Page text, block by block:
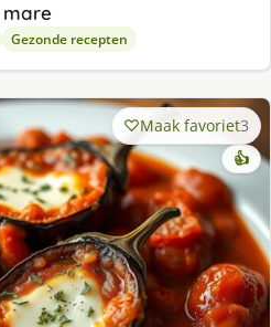
Gezonde recepten
Maak favoriet3
👍